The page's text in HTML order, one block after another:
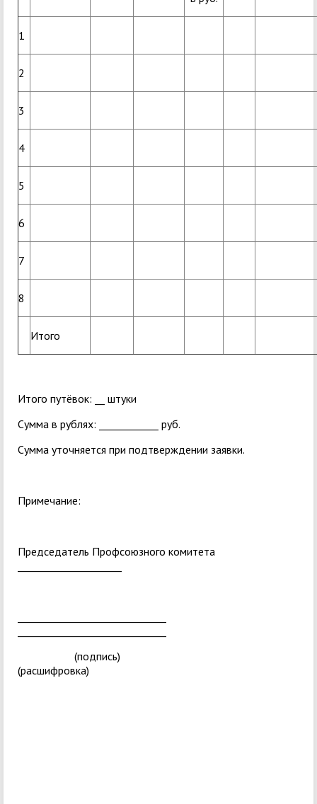
1
2
3
4
5
6
7
8
Итого
Итого путёвок: __ штуки
Сумма в рублях: ____________ руб.
Сумма уточняется при подтверждении заявки.
Примечание:
Председатель Профсоюзного комитета
(подпись)
(расшифровка)